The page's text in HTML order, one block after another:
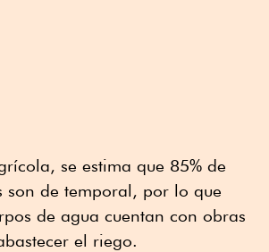
se estima que 85% de
son de temporal, por lo que
de agua cuentan con obras
el riego.